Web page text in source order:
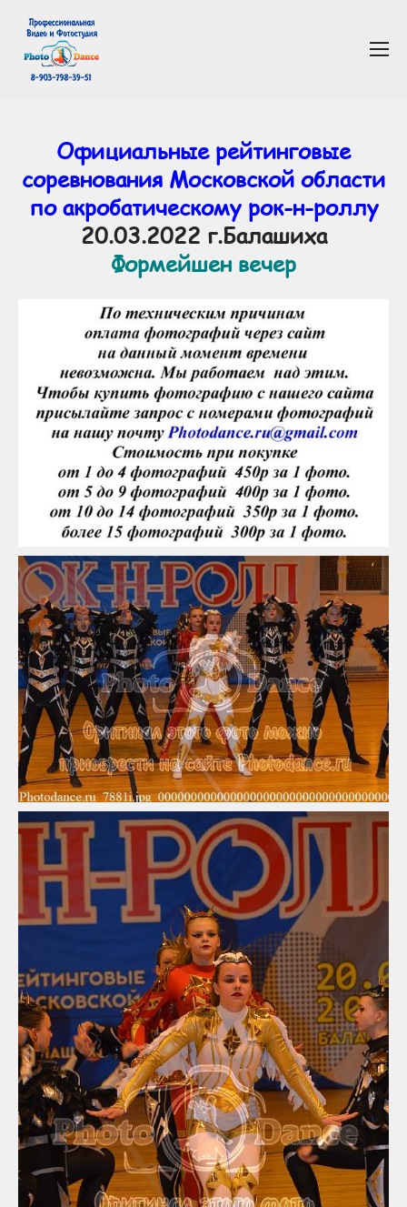
Официальные рейтинговые
соревнования Московской области
по акробатическому рок-н-роллу
20.03.2022 г.Балашиха
Формейшен вечер